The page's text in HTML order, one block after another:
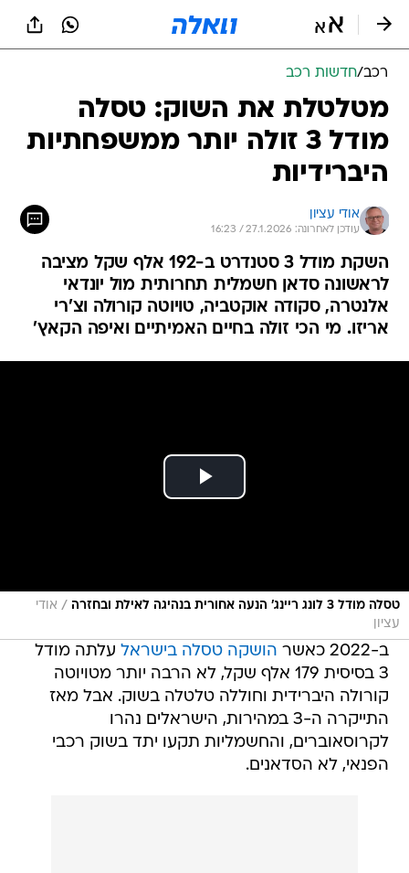
רכב/חדשות רכב
מטלטלת את השוק: טסלה
מודל 3 זולה יותר ממשפחתיות
היברידיות
אודי עציון
עודכן לאחרונה: 27.1.2026 / 16:23
השקת מודל 3 סטנדרט ב-192 אלף שקל מציבה
לראשונה סדאן חשמלית תחרותית מול יונדאי
אלנטרה, סקודה אוקטביה, טויוטה קורולה וצ'רי
אריזו. מי הכי זולה בחיים האמיתיים ואיפה הקאץ'
טסלה מודל 3 לונג ריינג' הנעה אחורית בנהיגה לאילת ובחזרה / אודי
עציון
ב-2022 כאשר הושקה טסלה בישראל עלתה מודל
3 בסיסית 179 אלף שקל, לא הרבה יותר מטויוטה
קורולה היברידית וחוללה טלטלה בשוק. אבל מאז
התייקרה ה-3 במהירות, הישראלים נהרו
לקרוסאוברים, והחשמליות תקעו יתד בשוק רכבי
הפנאי, לא הסדאנים.